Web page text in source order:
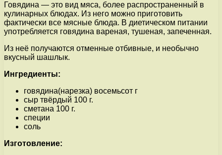
Говядина — это вид мяса, более распространенный в
кулинарных блюдах. Из него можно приготовить
фактически все мясные блюда. В диетическом питании
употребляется говядина вареная, тушеная, запеченная.
Из неё получаются отменные отбивные, и необычно
вкусный шашлык.
Ингредиенты:
говядина(нарезка) восемьсот г
сыр твёрдый 100 г.
сметана 100 г.
специи
соль
Изготовление: